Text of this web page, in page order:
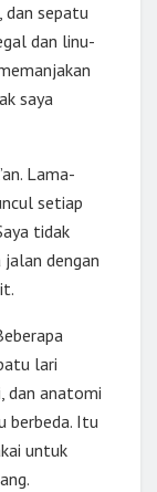
dan sepatu
dan linu-
saya
Lama-
setiap
tidak
dengan
lari
dan anatomi
berbeda. Itu
untuk